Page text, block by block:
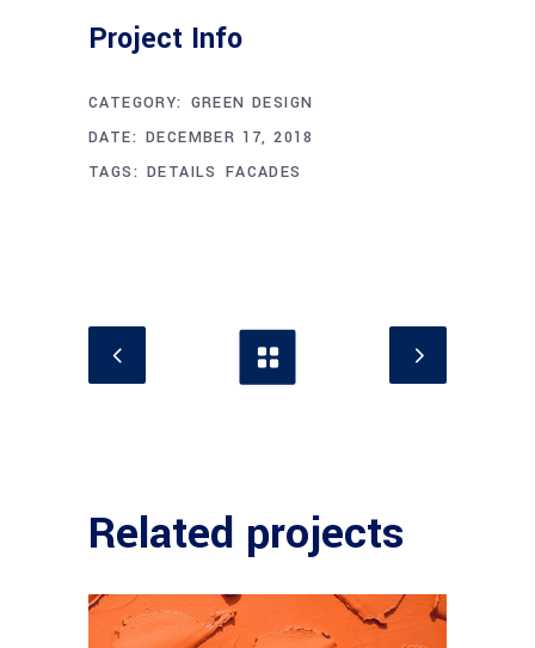
Project Info
CATEGORY: GREEN DESIGN
DATE: DECEMBER 17, 2018
TAGS: DETAILS FACADES
Related projects